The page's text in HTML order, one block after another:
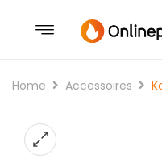
Home Accessoires